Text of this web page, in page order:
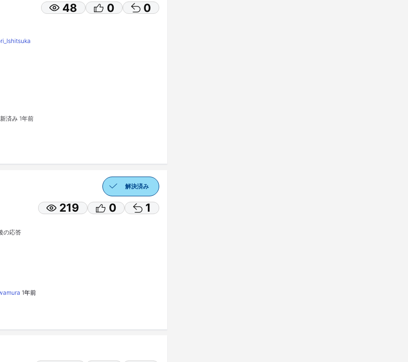
済み 1年前
48 0 0
解決済み
の応答
1年前
219 0 1